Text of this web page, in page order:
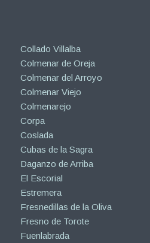
Collado Villalba
Colmenar de Oreja
Colmenar del Arroyo
Colmenar Viejo
Colmenarejo
Corpa
Coslada
Cubas de la Sagra
Daganzo de Arriba
El Escorial
Estremera
Fresnedillas de la Oliva
Fresno de Torote
Fuenlabrada